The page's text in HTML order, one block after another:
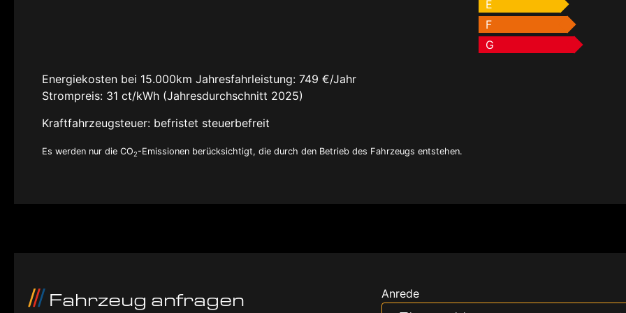
E
F
G
Energiekosten bei 15.000km Jahresfahrleistung: 749 €/Jahr
Strompreis: 31 ct/kWh (Jahresdurchschnitt 2025)
Kraftfahrzeugsteuer: befristet steuerbefreit
Es werden nur die CO2-Emissionen berücksichtigt, die durch den Betrieb des Fahrzeugs entstehen.
Fahrzeug anfragen Anrede